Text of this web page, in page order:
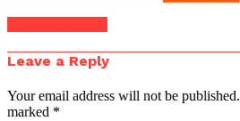
Leave a Reply
Your email address will not be published.
marked *